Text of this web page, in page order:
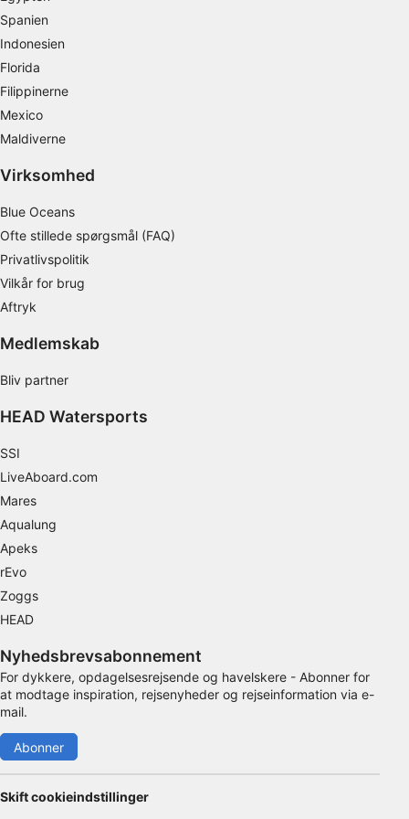
Spanien
Indonesien
Florida
Filippinerne
Mexico
Maldiverne
Virksomhed
Blue Oceans
Ofte stillede spørgsmål (FAQ)
Privatlivspolitik
Vilkår for brug
Aftryk
Medlemskab
Bliv partner
HEAD Watersports
SSI
LiveAboard.com
Mares
Aqualung
Apeks
rEvo
Zoggs
HEAD
Nyhedsbrevsabonnement
For dykkere, opdagelsesrejsende og havelskere - Abonner for
at modtage inspiration, rejsenyheder og rejseinformation via e-
mail.
Abonner
Skift cookieindstillinger
Måle annonceringseffektivitet
Forstå målgrupper gennem statistikker eller
kilder
Udvikle og forbedre tjenester
indhold
placeringsoplysninger
Identificere enheder baseret på aktivt
Ikke-IAB-behandlingsformål:
Funktionel